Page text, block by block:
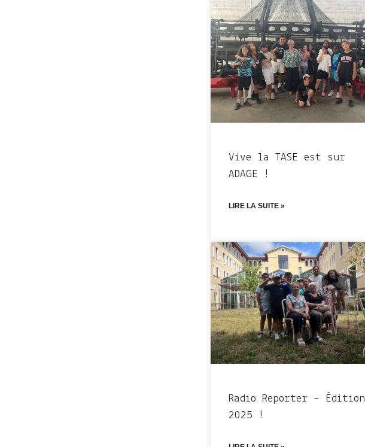
Vive la TASE est sur
ADAGE !
LIRE LA SUITE »
Radio Reporter – Édition
2025 !